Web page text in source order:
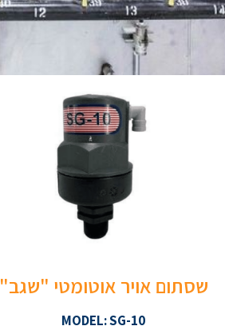
שסתום אויר אוטומטי "שגב"
MODEL: SG-10